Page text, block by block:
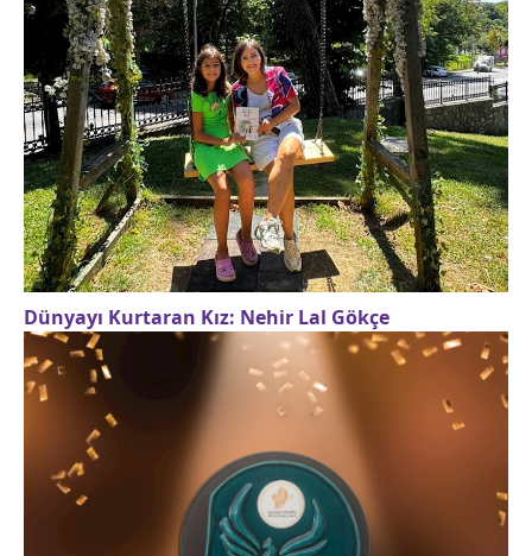
Dünyayı Kurtaran Kız: Nehir Lal Gökçe